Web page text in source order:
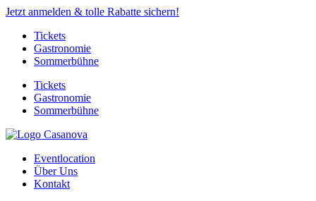
Jetzt anmelden & tolle Rabatte sichern!
Tickets
Gastronomie
Sommerbühne
Tickets
Gastronomie
Sommerbühne
Eventlocation
Über Uns
Kontakt